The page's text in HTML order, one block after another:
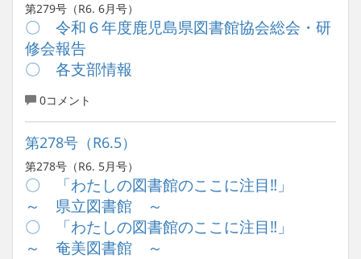
第279号（R6. 6月号）
〇 令和６年度鹿児島県図書館協会総会・研
修会報告
〇 各支部情報
0コメント
第278号（R6.5）
第278号（R6. 5月号）
〇 「わたしの図書館のここに注目‼」
～ 県立図書館 ～
〇 「わたしの図書館のここに注目‼」
～ 奄美図書館 ～